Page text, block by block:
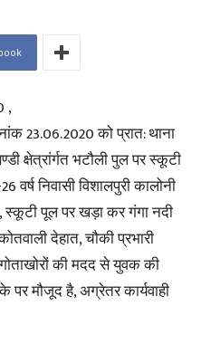
,
23.06.2020 को प्रात: थाना
क्षेत्रांर्गत भटौली पुल पर स्कूटी
निवासी विशालपुरी कालोनी
स्कूटी पूल पर खड़ा कर गंगा नदी
देहात, चौकी प्रभारी
की मदद से युवक की
पर मौजूद है, अग्रेतर कार्यवाही